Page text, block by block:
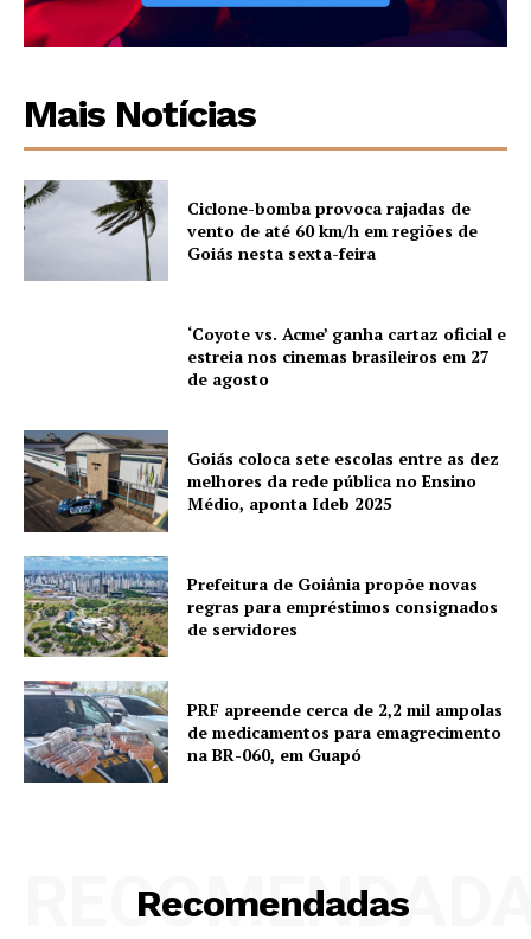
Mais Notícias
Ciclone-bomba provoca rajadas de
vento de até 60 km/h em regiões de
Goiás nesta sexta-feira
‘Coyote vs. Acme’ ganha cartaz oficial e
estreia nos cinemas brasileiros em 27
de agosto
Goiás coloca sete escolas entre as dez
melhores da rede pública no Ensino
Médio, aponta Ideb 2025
Prefeitura de Goiânia propõe novas
regras para empréstimos consignados
de servidores
PRF apreende cerca de 2,2 mil ampolas
de medicamentos para emagrecimento
na BR-060, em Guapó
Recomendadas